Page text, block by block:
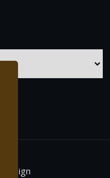
frdesign